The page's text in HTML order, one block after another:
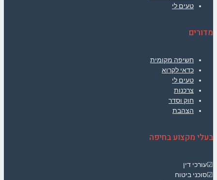
טעים לי
מדורים
חשיפה מקומית
כדאי לקרוא
טעים לי
צרכנות
חוק וסדר
הצהבת
בעלי מקצוע בחיפה
☑עורכי דין
☑סוכני ביטוח